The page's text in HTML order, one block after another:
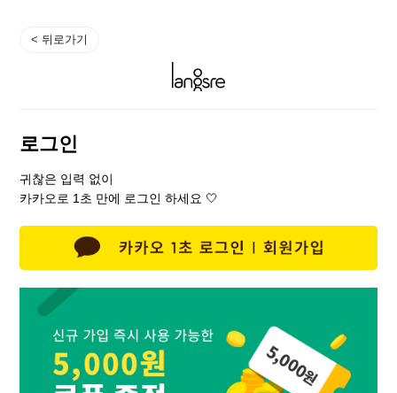
로그인
귀찮은 입력 없이
카카오로 1초 만에 로그인 하세요 🤍